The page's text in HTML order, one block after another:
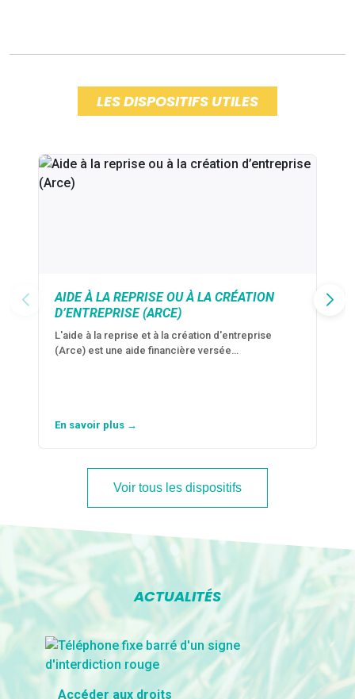
LES DISPOSITIFS UTILES
AIDE À LA REPRISE OU À LA CRÉATION
D’ENTREPRISE (ARCE)
L'aide à la reprise et à la création d'entreprise
(Arce) est une aide financière versée…
En savoir plus →
Voir tous les dispositifs
ACTUALITÉS
Accéder aux droits